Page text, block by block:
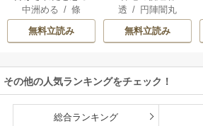
たら放置されたの
で、好きに暮らし
ます。だから今さ
さい、辺境伯さま
中洲める /條
無料立読み
透 / 円陣闇丸
無料立読み
その他の人気ランキングをチェック！
総合ランキング